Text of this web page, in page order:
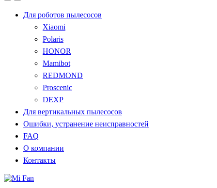
Для роботов пылесосов
Xiaomi
Polaris
HONOR
Mamibot
REDMOND
Proscenic
DEXP
Для вертикальных пылесосов
Ошибки, устранение неисправностей
FAQ
О компании
Контакты